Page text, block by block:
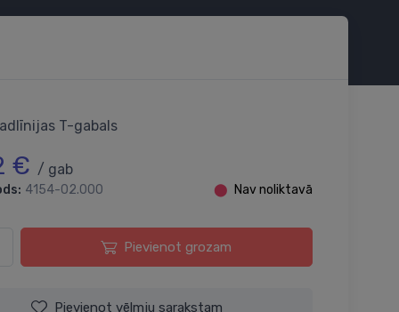
T-gabals
€ / gab
4154-02.000 ⬤ Nav noliktavā
Pievienot grozam
Pievienot vēlmju sarakstam